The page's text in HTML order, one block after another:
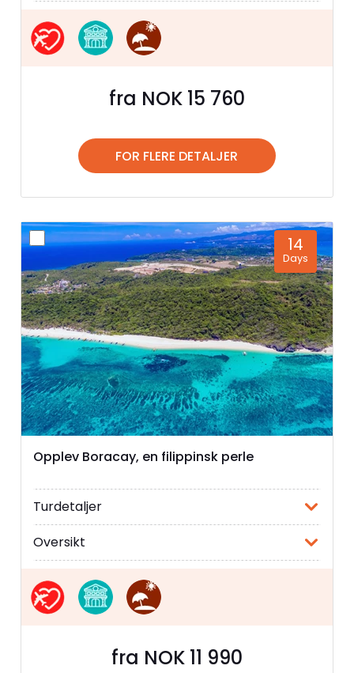
fra NOK 15 760
FOR FLERE DETALJER
14
Days
Opplev Boracay, en filippinsk perle
Turdetaljer
Oversikt
fra NOK 11 990